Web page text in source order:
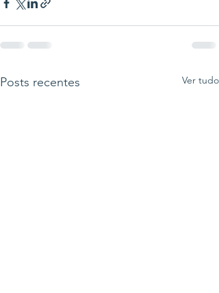
Posts recentes Ver tudo